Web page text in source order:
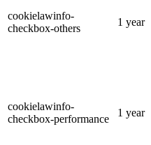
cookielawinfo-
checkbox-others
1 year
cookielawinfo-
checkbox-performance
1 year